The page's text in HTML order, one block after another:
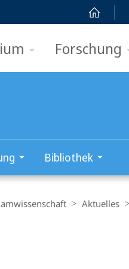
Forschung
Bibliothek
Aktuelles